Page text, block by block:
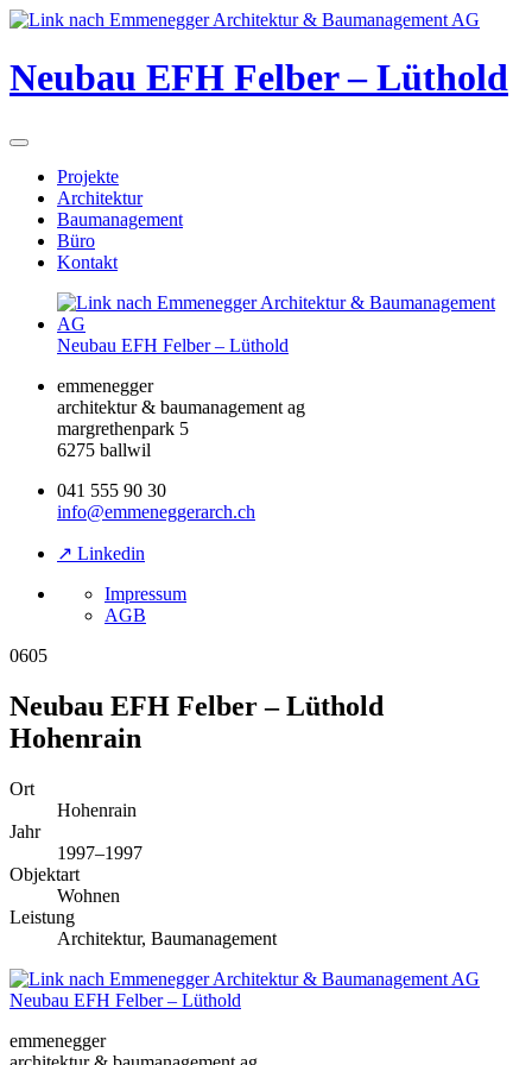
Neubau EFH Felber – Lüthold
Projekte
Architektur
Baumanagement
Büro
Kontakt
Neubau EFH Felber – Lüthold
emmenegger
architektur & baumanagement ag
margrethenpark 5
6275 ballwil
041 555 90 30
info@emmeneggerarch.ch
↗ Linkedin
Impressum
AGB
0605
Neubau EFH Felber – Lüthold
Hohenrain
Ort
Hohenrain
Jahr
1997–1997
Objektart
Wohnen
Leistung
Architektur, Baumanagement
Neubau EFH Felber – Lüthold
emmenegger